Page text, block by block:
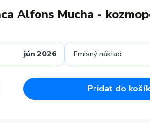
Alfons Mucha -
jún 2026 Emisný náklad
Pridať do